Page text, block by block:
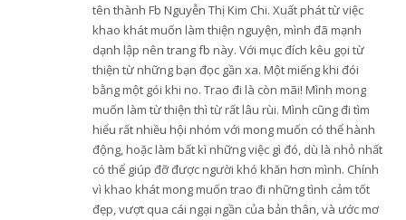
tên thành Fb Nguyễn Thị Kim Chi. Xuất phát từ việc
khao khát muốn làm thiện nguyện, mình đã mạnh
dạnh lập nên trang fb này. Với mục đích kêu gọi từ
thiện từ những bạn đọc gần xa. Một miếng khi đói
bằng một gói khi no. Trao đi là còn mãi! Mình mong
muốn làm từ thiện thì từ rất lâu rùi. Mình cũng đi tìm
hiểu rất nhiều hội nhóm với mong muốn có thể hành
động, hoặc làm bất kì những việc gì đó, dù là nhỏ nhất
có thể giúp đỡ được người khó khăn hơn mình. Chính
vì khao khát mong muốn trao đi những tình cảm tốt
đẹp, vượt qua cái ngại ngần của bản thân, và ước mơ